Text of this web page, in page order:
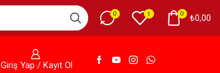
0 1 0 ₺0,00
Giriş Yap / Kayıt Ol